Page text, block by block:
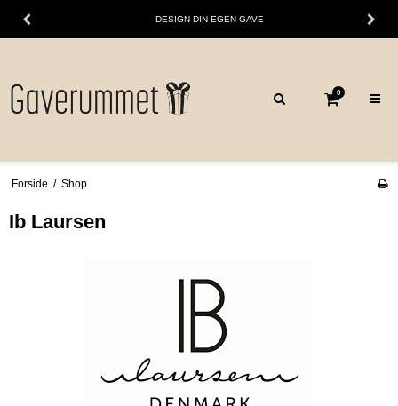
DESIGN DIN EGEN GAVE
0
Forside / Shop
Ib Laursen